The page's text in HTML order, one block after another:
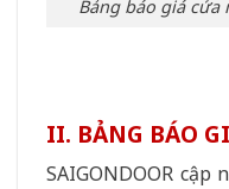
Bảng báo giá cửa
II. BẢNG BÁO
SAIGONDOOR cập